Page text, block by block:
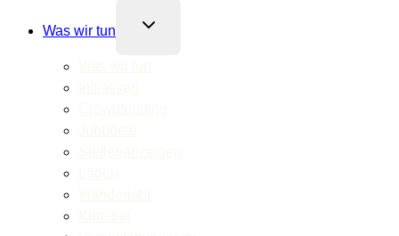
Was wir tun
Untermenü